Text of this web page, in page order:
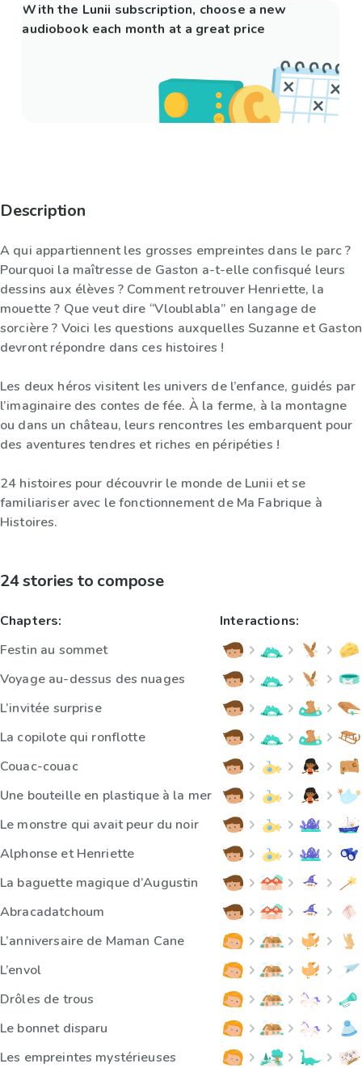
With the Lunii subscription, choose a new
audiobook each month at a great price
Description
A qui appartiennent les grosses empreintes dans le parc ?
Pourquoi la maîtresse de Gaston a-t-elle confisqué leurs
dessins aux élèves ? Comment retrouver Henriette, la
mouette ? Que veut dire “Vloublabla” en langage de
sorcière ? Voici les questions auxquelles Suzanne et Gaston
devront répondre dans ces histoires !
Les deux héros visitent les univers de l’enfance, guidés par
l’imaginaire des contes de fée. À la ferme, à la montagne
ou dans un château, leurs rencontres les embarquent pour
des aventures tendres et riches en péripéties !
24 histoires pour découvrir le monde de Lunii et se
familiariser avec le fonctionnement de Ma Fabrique à
Histoires.
24 stories to compose
Chapters:
Festin au sommet
Voyage au-dessus des nuages
L’invitée surprise
La copilote qui ronflotte
Couac-couac
Une bouteille en plastique à la mer
Le monstre qui avait peur du noir
Alphonse et Henriette
La baguette magique d’Augustin
Abracadatchoum
L’anniversaire de Maman Cane
L’envol
Drôles de trous
Le bonnet disparu
Les empreintes mystérieuses
Interactions: